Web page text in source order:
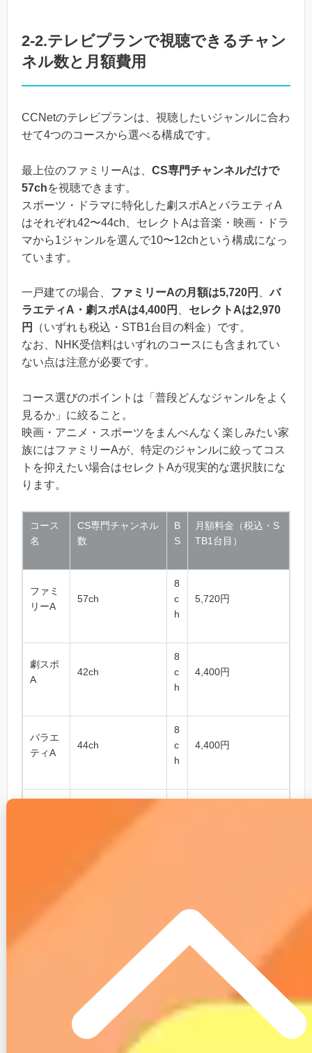
2-2.テレビプランで視聴できるチャン
ネル数と月額費用
CCNetのテレビプランは、視聴したいジャンルに合わ
せて4つのコースから選べる構成です。
最上位のファミリーAは、 CS専門チャンネルだけで
57chを視聴できます。
スポーツ・ドラマに特化した劇スポAとバラエティA
はそれぞれ42〜44ch、セレクトAは音楽・映画・ドラ
マから1ジャンルを選んで10〜12chという構成になっ
ています。
一戸建ての場合、 ファミリーAの月額は5,720円 、バ
ラエティA・劇スポAは4,400円
セレクトAは2,970
円
（いずれも税込・STB1台目の料金）です。
なお、NHK受信料はいずれのコースにも含まれてい
ない点は注意が必要です。
コース選びのポイントは「普段どんなジャンルをよく
見るか」に絞ること。
映画・アニメ・スポーツをまんべんなく楽しみたい家
族にはファミリーAが、特定のジャンルに絞ってコス
トを抑えたい場合はセレクトAが現実的な選択肢にな
ります。
コース
名
CS専門チャンネル
数
B
S
月額料金（税込・S
TB1台目）
ファミ
リーA
57ch
8
c
h
5,720円
劇スポ
A
42ch
8
c
h
4,400円
バラエ
ティA
44ch
8
c
h
4,400円
2-3.インターネット＋テレビや電話の
セット料金はいくら安くなる？
CCNetでは、先述の通り集合住宅向けの「おとく割
（マンションF）」と、一戸建て向けの「おとく割」
それぞれにセット料金が設定されています。